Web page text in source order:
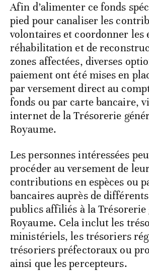
Afin d’alimenter ce fonds
pied pour canaliser les
volontaires et coordonner les
réhabilitation et de
zones affectées, diverses
paiement ont été mises en
par versement direct au
fonds ou par carte bancaire,
internet de la Trésorerie
Royaume.
Les personnes intéressées
procéder au versement de
contributions en espèces ou
bancaires auprès de
publics affiliés à la Trésorerie
Royaume. Cela inclut les
ministériels, les trésoriers
trésoriers préfectoraux ou
ainsi que les percepteurs.